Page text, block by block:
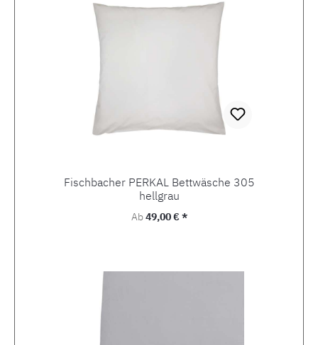
Fischbacher PERKAL Bettwäsche 305
hellgrau
Regulärer Preis:
Ab49,00 € *